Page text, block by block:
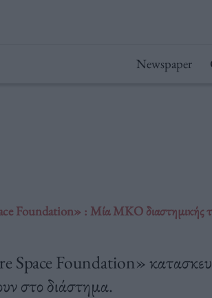
Newspaper
Foundation» : Μία ΜΚΟ διαστημικής
Foundation»
στο διάστημα.